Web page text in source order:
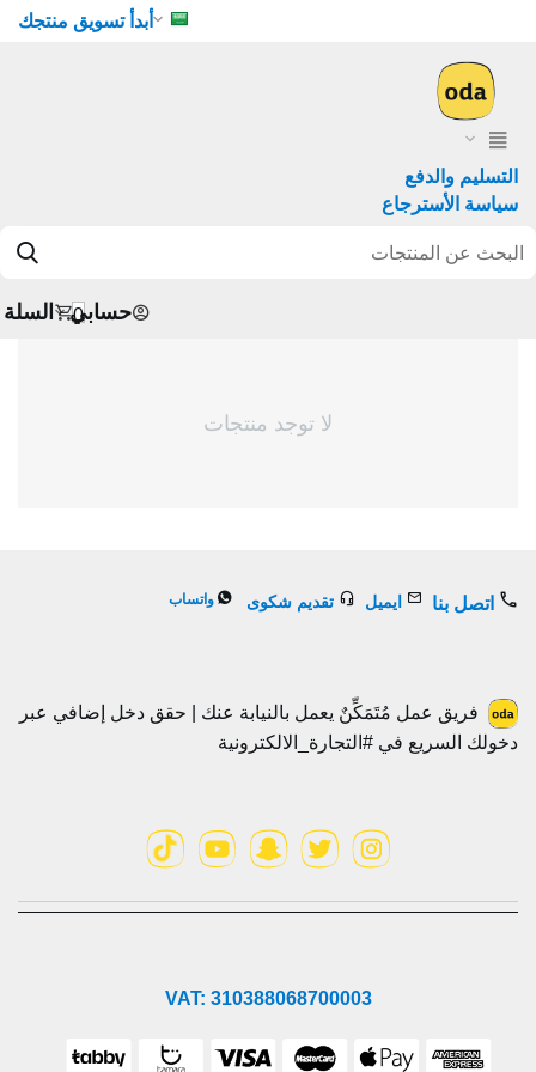
أبدأ تسويق منتجك
التسليم والدفع
سياسة الأسترجاع
0 السلة حسابي
لا توجد منتجات
اتصل بنا ايميل تقديم شكوى واتساب
فريق عمل مُتَمَكِّنٌ يعمل بالنيابة عنك | حقق دخل إضافي عبر
دخولك السريع في #التجارة_الالكترونية
VAT: 310388068700003